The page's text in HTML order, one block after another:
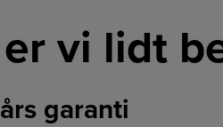
vi lidt
garanti